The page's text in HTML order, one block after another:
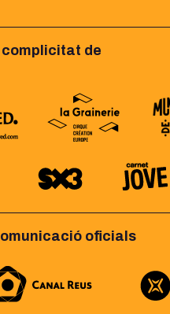
complicitat de
oficials